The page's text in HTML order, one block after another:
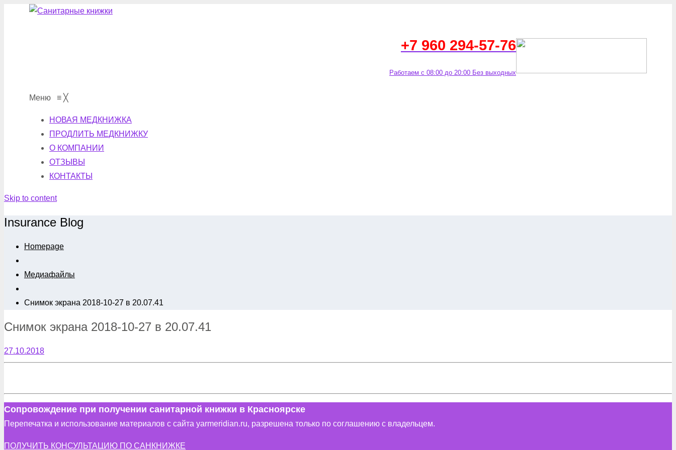
+7 960 294-57-76
Работаем с 08:00 до 20:00 Без выходных
Меню ≡ ╳
НОВАЯ МЕДКНИЖКА
ПРОДЛИТЬ МЕДКНИЖКУ
О КОМПАНИИ
ОТЗЫВЫ
КОНТАКТЫ
Skip to content
Insurance Blog
Homepage
Медиафайлы
Снимок экрана 2018-10-27 в 20.07.41
Снимок экрана 2018-10-27 в 20.07.41
27.10.2018
Сопровождение при получении санитарной книжки в Красноярске
Перепечатка и использование материалов с сайта yarmeridian.ru, разрешена только по соглашению с владельцем.
ПОЛУЧИТЬ КОНСУЛЬТАЦИЮ ПО САНКНИЖКЕ